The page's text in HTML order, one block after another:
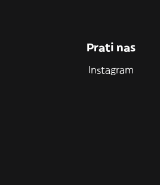
Prati nas
Instagram